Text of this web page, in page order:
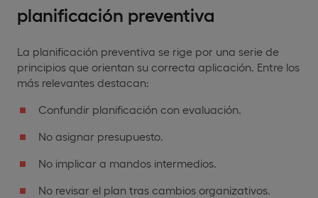
planificación preventiva
La planificación preventiva se rige por una serie de
principios que orientan su correcta aplicación. Entre los
más relevantes destacan:
Confundir planificación con evaluación.
No asignar presupuesto.
No implicar a mandos intermedios.
No revisar el plan tras cambios organizativos.